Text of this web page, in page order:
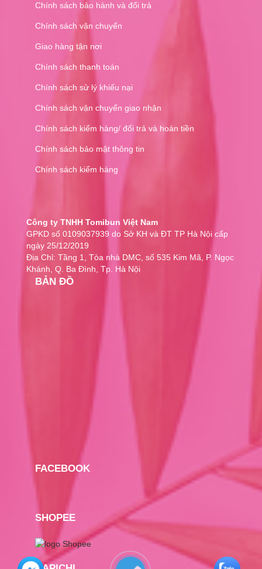
Chính sách bảo hành và đổi trả
Chính sách vận chuyển
Giao hàng tận nơi
Chính sách thanh toán
Chính sách sử lý khiếu nại
Chính sách vận chuyển giao nhận
Chính sách kiểm hàng/ đổi trả và hoàn tiền
Chính sách bảo mật thông tin
Chính sách kiểm hàng
Công ty TNHH Tomibun Việt Nam
GPKD số 0109037939 do Sở KH và ĐT TP Hà Nội cấp
ngày 25/12/2019
Địa Chỉ: Tầng 1, Tòa nhà DMC, số 535 Kim Mã, P. Ngọc
Khánh, Q. Ba Đình, Tp. Hà Nội
BẢN ĐỒ
FACEBOOK
SHOPEE